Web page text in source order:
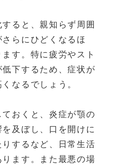
ると、親知らず周囲
らにひどくなるほ
す。特に疲労やスト
下するため、症状が
なるでしょう。
おくと、炎症が顎の
及ぼし、口を開けに
するなど、日常生活
ます。また最悪の場